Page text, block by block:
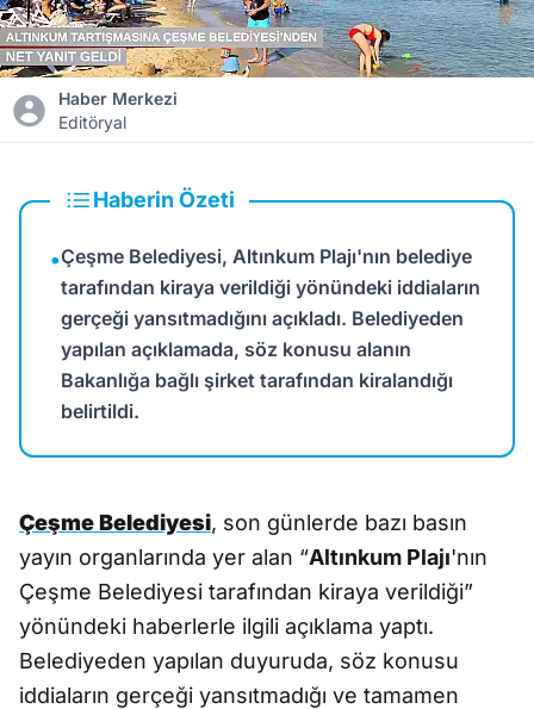
Haber Merkezi
Editöryal
Haberin Özeti
•Çeşme Belediyesi, Altınkum Plajı'nın belediye
tarafından kiraya verildiği yönündeki iddiaların
gerçeği yansıtmadığını açıkladı. Belediyeden
yapılan açıklamada, söz konusu alanın
Bakanlığa bağlı şirket tarafından kiralandığı
belirtildi.
Çeşme Belediyesi, son günlerde bazı basın
yayın organlarında yer alan “Altınkum Plajı'nın
Çeşme Belediyesi tarafından kiraya verildiği”
yönündeki haberlerle ilgili açıklama yaptı.
Belediyeden yapılan duyuruda, söz konusu
iddiaların gerçeği yansıtmadığı ve tamamen